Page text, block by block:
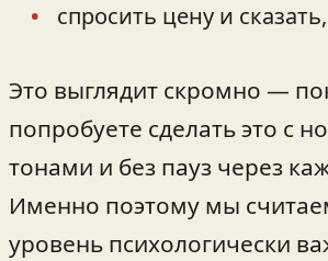
спросить цену и
Это выглядит скромно —
попробуете сделать это с
тонами и без пауз через
Именно поэтому мы
уровень психологически